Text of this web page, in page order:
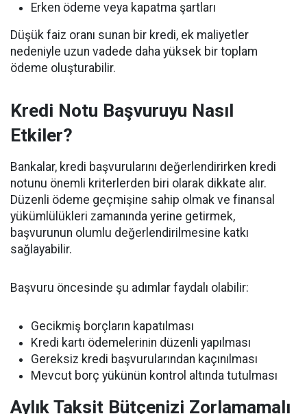
Erken ödeme veya kapatma şartları
Düşük faiz oranı sunan bir kredi, ek maliyetler
nedeniyle uzun vadede daha yüksek bir toplam
ödeme oluşturabilir.
Kredi Notu Başvuruyu Nasıl
Etkiler?
Bankalar, kredi başvurularını değerlendirirken kredi
notunu önemli kriterlerden biri olarak dikkate alır.
Düzenli ödeme geçmişine sahip olmak ve finansal
yükümlülükleri zamanında yerine getirmek,
başvurunun olumlu değerlendirilmesine katkı
sağlayabilir.
Başvuru öncesinde şu adımlar faydalı olabilir:
Gecikmiş borçların kapatılması
Kredi kartı ödemelerinin düzenli yapılması
Gereksiz kredi başvurularından kaçınılması
Mevcut borç yükünün kontrol altında tutulması
Aylık Taksit Bütçenizi Zorlamamalı